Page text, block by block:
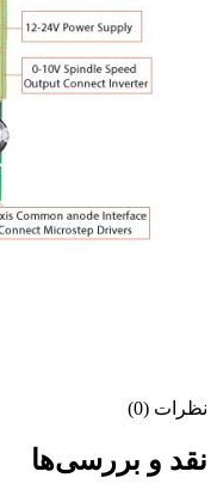
نظرات (0)
نقد و بررسی‌ها